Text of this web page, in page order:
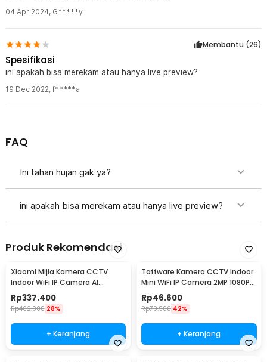
04 Apr 2024, G*****y
Membantu (26)
Spesifikasi
ini apakah bisa merekam atau hanya live preview?
19 Dec 2022, f*****a
FAQ
Ini tahan hujan gak ya?
ini apakah bisa merekam atau hanya live preview?
Produk Rekomendasi
Xiaomi Mijia Kamera CCTV
Indoor WiFi IP Camera AI
Detection 3MP 2K - MJSXJ03HL
Rp337.400
Rp462.900 28%
+ Keranjang
Taffware Kamera CCTV Indoor
Mini WiFi IP Camera 2MP 1080P -
A9
Rp46.600
Rp79.900 42%
+ Keranjang